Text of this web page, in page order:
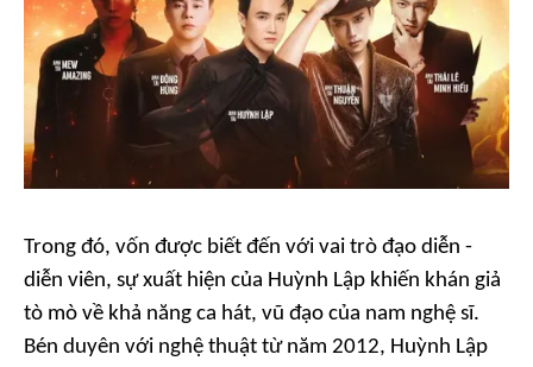
Trong đó, vốn được biết đến với vai trò đạo diễn -
diễn viên, sự xuất hiện của Huỳnh Lập khiến khán giả
tò mò về khả năng ca hát, vũ đạo của nam nghệ sĩ.
Bén duyên với nghệ thuật từ năm 2012, Huỳnh Lập